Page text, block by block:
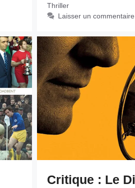
Thriller
Laisser un commentaire
Critique : Le